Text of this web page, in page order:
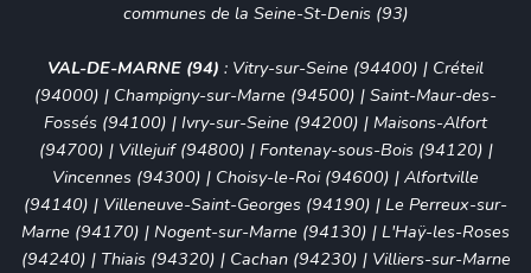
communes de la Seine-St-Denis (93)
VAL-DE-MARNE (94) : Vitry-sur-Seine (94400) | Créteil
(94000) | Champigny-sur-Marne (94500) | Saint-Maur-des-
Fossés (94100) | Ivry-sur-Seine (94200) | Maisons-Alfort
(94700) | Villejuif (94800) | Fontenay-sous-Bois (94120) |
Vincennes (94300) | Choisy-le-Roi (94600) | Alfortville
(94140) | Villeneuve-Saint-Georges (94190) | Le Perreux-sur-
Marne (94170) | Nogent-sur-Marne (94130) | L'Haÿ-les-Roses
(94240) | Thiais (94320) | Cachan (94230) | Villiers-sur-Marne